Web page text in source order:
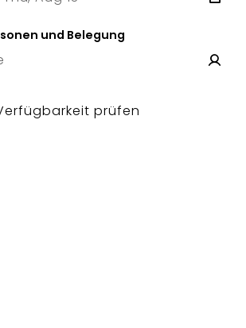
und Belegung
prüfen